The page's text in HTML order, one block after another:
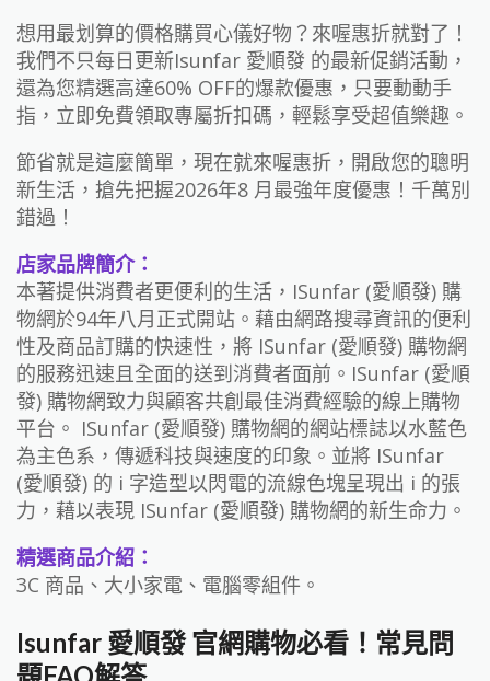
想用最划算的價格購買心儀好物？來喔惠折就對了！
我們不只每日更新Isunfar 愛順發 的最新促銷活動，
還為您精選高達60% OFF的爆款優惠，只要動動手
指，立即免費領取專屬折扣碼，輕鬆享受超值樂趣。
節省就是這麼簡單，現在就來喔惠折，開啟您的聰明
新生活，搶先把握2026年8 月最強年度優惠！千萬別
錯過！
店家品牌簡介：
本著提供消費者更便利的生活，ISunfar (愛順發) 購
物網於94年八月正式開站。藉由網路搜尋資訊的便利
性及商品訂購的快速性，將 ISunfar (愛順發) 購物網
的服務迅速且全面的送到消費者面前。ISunfar (愛順
發) 購物網致力與顧客共創最佳消費經驗的線上購物
平台。 ISunfar (愛順發) 購物網的網站標誌以水藍色
為主色系，傳遞科技與速度的印象。並將 ISunfar
(愛順發) 的 i 字造型以閃電的流線色塊呈現出 i 的張
力，藉以表現 ISunfar (愛順發) 購物網的新生命力。
精選商品介紹：
3C 商品、大小家電、電腦零組件。
Isunfar 愛順發 官網購物必看！常見問
題FAQ解答